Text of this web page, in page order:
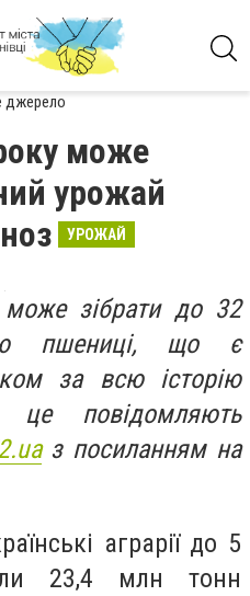
джерело
може
урожай
УРОЖАЙ
може зібрати до 32
пшениці, що є
за всю історію
це повідомляють
з посиланням на
аграрії до 5
23,4 млн тонн